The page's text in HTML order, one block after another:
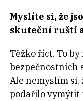
Myslíte si, že
skuteční ruští
Těžko říct. To
bezpečnostních
Ale nemyslím si,
podařilo vymýtit